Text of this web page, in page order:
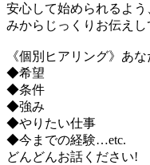
安心して始められるよ
みからじっくりお伝えし
《個別ヒアリング》あ
◆希望
◆条件
◆強み
◆やりたい仕事
◆今までの経験…etc.
どんどんお話ください!